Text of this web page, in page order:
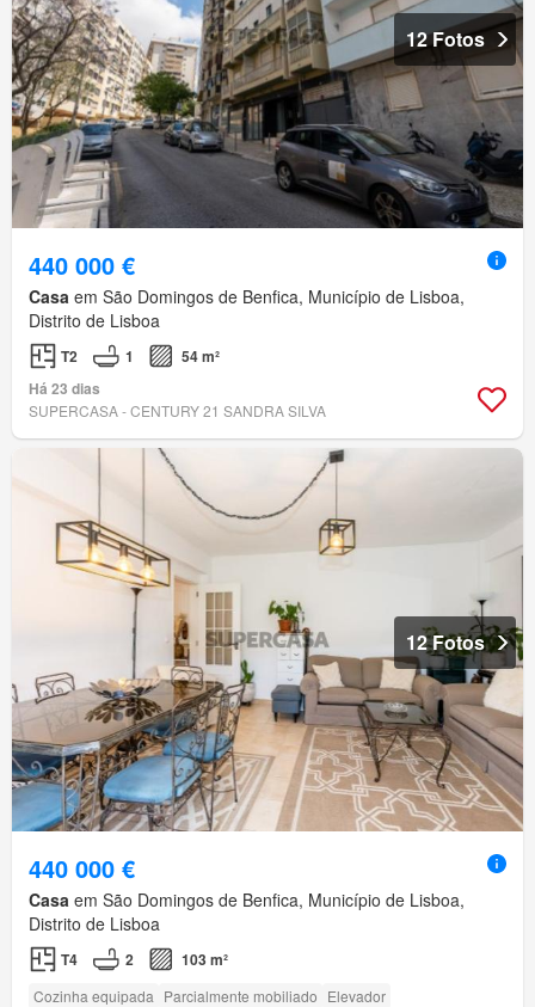
12 Fotos
440 000 €
Casa em São Domingos de Benfica, Município de Lisboa,
Distrito de Lisboa
T2 1
54 m²
Há 23 dias
SUPERCASA - CENTURY 21 SANDRA SILVA
12 Fotos
440 000 €
Casa em São Domingos de Benfica, Município de Lisboa,
Distrito de Lisboa
T4 2 103 m²
Cozinha equipada Parcialmente mobiliado Elevador